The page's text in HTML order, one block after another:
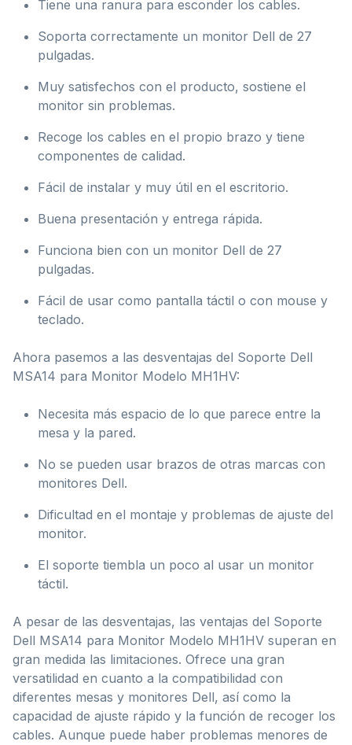
Tiene una ranura para esconder los cables.
Soporta correctamente un monitor Dell de 27
pulgadas.
Muy satisfechos con el producto, sostiene el
monitor sin problemas.
Recoge los cables en el propio brazo y tiene
componentes de calidad.
Fácil de instalar y muy útil en el escritorio.
Buena presentación y entrega rápida.
Funciona bien con un monitor Dell de 27
pulgadas.
Fácil de usar como pantalla táctil o con mouse y
teclado.
Ahora pasemos a las desventajas del Soporte Dell
MSA14 para Monitor Modelo ‎MH1HV:
Necesita más espacio de lo que parece entre la
mesa y la pared.
No se pueden usar brazos de otras marcas con
monitores Dell.
Dificultad en el montaje y problemas de ajuste del
monitor.
El soporte tiembla un poco al usar un monitor
táctil.
A pesar de las desventajas, las ventajas del Soporte
Dell MSA14 para Monitor Modelo ‎MH1HV superan en
gran medida las limitaciones. Ofrece una gran
versatilidad en cuanto a la compatibilidad con
diferentes mesas y monitores Dell, así como la
capacidad de ajuste rápido y la función de recoger los
cables. Aunque puede haber problemas menores de